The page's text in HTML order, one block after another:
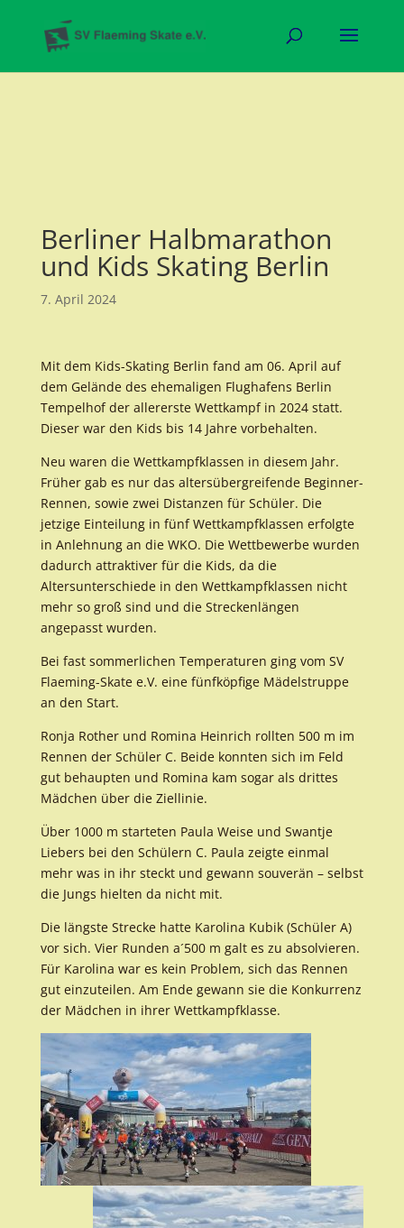
Berliner Halbmarathon
und Kids Skating Berlin
7. April 2024
Mit dem Kids-Skating Berlin fand am 06. April auf
dem Gelände des ehemaligen Flughafens Berlin
Tempelhof der allererste Wettkampf in 2024 statt.
Dieser war den Kids bis 14 Jahre vorbehalten.
Neu waren die Wettkampfklassen in diesem Jahr.
Früher gab es nur das altersübergreifende Beginner-
Rennen, sowie zwei Distanzen für Schüler. Die
jetzige Einteilung in fünf Wettkampfklassen erfolgte
in Anlehnung an die WKO. Die Wettbewerbe wurden
dadurch attraktiver für die Kids, da die
Altersunterschiede in den Wettkampfklassen nicht
mehr so groß sind und die Streckenlängen
angepasst wurden.
Bei fast sommerlichen Temperaturen ging vom SV
Flaeming-Skate e.V. eine fünfköpfige Mädelstruppe
an den Start.
Ronja Rother und Romina Heinrich rollten 500 m im
Rennen der Schüler C. Beide konnten sich im Feld
gut behaupten und Romina kam sogar als drittes
Mädchen über die Ziellinie.
Über 1000 m starteten Paula Weise und Swantje
Liebers bei den Schülern C. Paula zeigte einmal
mehr was in ihr steckt und gewann souverän – selbst
die Jungs hielten da nicht mit.
Die längste Strecke hatte Karolina Kubik (Schüler A)
vor sich. Vier Runden a´500 m galt es zu absolvieren.
Für Karolina war es kein Problem, sich das Rennen
gut einzuteilen. Am Ende gewann sie die Konkurrenz
der Mädchen in ihrer Wettkampfklasse.